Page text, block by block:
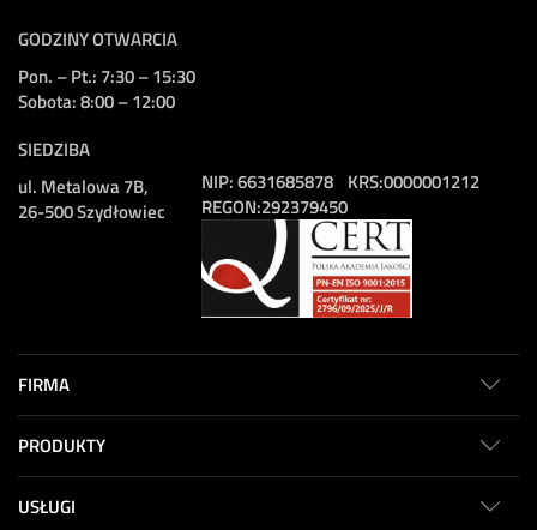
GODZINY OTWARCIA
Pon. – Pt.: 7:30 – 15:30
Sobota: 8:00 – 12:00
SIEDZIBA
ul. Metalowa 7B,
26-500 Szydłowiec
NIP:6631685878
REGON:292379450
KRS:0000001212
FIRMA
PRODUKTY
USŁUGI